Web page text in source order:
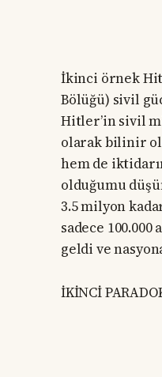
İkinci örnek
Bölüğü) sivil
Hitler’in sivil
olarak bilinir
hem de
olduğumu
3.5 milyon
sadece
geldi ve
İKİNCİ